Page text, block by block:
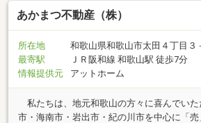
あかまつ不動産（株）
所在地
和歌山県和歌山市太田４丁目３
最寄駅
ＪＲ阪和線 和歌山駅 徒歩7分
情報提供元
アットホーム
私たちは、地元和歌山の方々に喜んでいた
市・海南市・岩出市・紀の川市を中心に「売